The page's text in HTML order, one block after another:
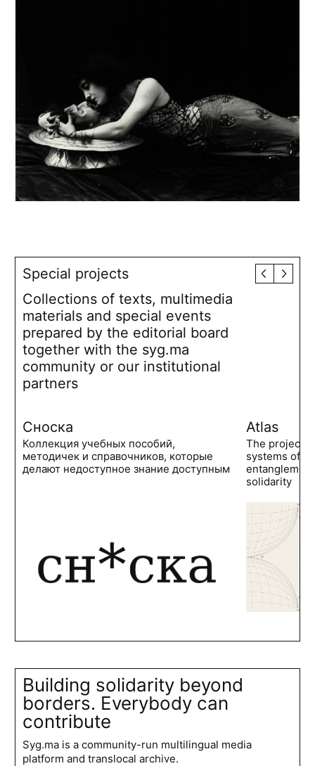
Special projects
Collections of texts, multimedia
materials and special events
prepared by the editorial board
together with the syg.ma
community or our institutional
partners
Сноска
Коллекция учебных пособий,
методичек и справочников, которые
делают недоступное знание доступным
Atlas
The project
systems of
solidarity
Building solidarity beyond
borders. Everybody can
contribute
Syg.ma is a community-run multilingual media
platform and translocal archive.